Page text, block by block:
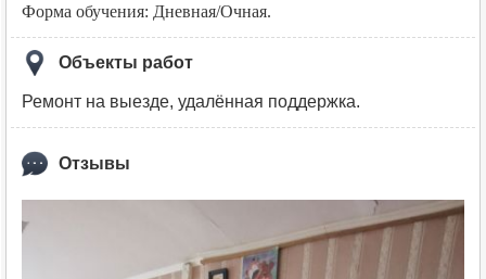
Форма обучения: Дневная/Очная.
Объекты работ
Ремонт на выезде, удалённая поддержка.
Отзывы